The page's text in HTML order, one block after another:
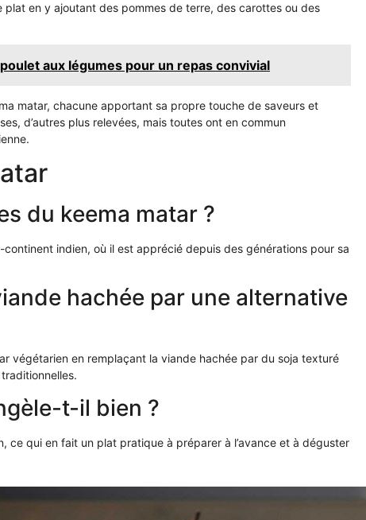
en y ajoutant des pommes de terre, des carottes ou des
aux légumes pour un repas convivial
matar, chacune apportant sa propre touche de saveurs et
d’autres plus relevées, mais toutes ont en commun
du keema matar ?
indien, où il est apprécié depuis des générations pour sa
hachée par une alternative
végétarien en remplaçant la viande hachée par du soja texturé
t-il bien ?
ce qui en fait un plat pratique à préparer à l’avance et à déguster